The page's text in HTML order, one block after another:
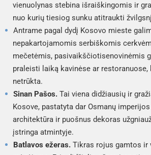
vienuolynas stebina išraiškingomis ir
nuo kurių tiesiog sunku atitraukti
Antrame pagal dydį Kosovo mieste
nepakartojamomis serbiškomis
mečetėmis, pasivaikščiotisenovinėmis
praleisti laiką kavinėse ar
netrūkta.
Sinan Pašos. Tai viena didžiausių ir
Kosove, pastatyta dar Osmanų
architektūra ir puošnus dekoras
įstringa atmintyje.
Batlavos ežeras. Tikras rojus gamtos ir